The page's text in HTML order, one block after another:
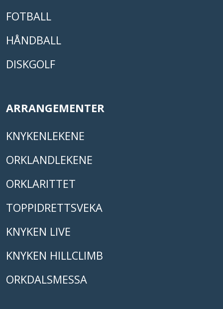
FOTBALL
HÅNDBALL
DISKGOLF
ARRANGEMENTER
KNYKENLEKENE
ORKLANDLEKENE
ORKLARITTET
TOPPIDRETTSVEKA
KNYKEN LIVE
KNYKEN HILLCLIMB
ORKDALSMESSA